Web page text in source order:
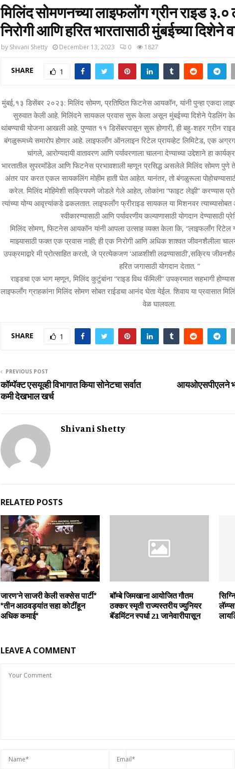
मिलिंद सोमणनच्या लाइफलोंग ग्रीन राइड ३.०
निरोगी आणि हरित भारतासाठी मुंबईच्या
by Shivani Shetty December 13, 2023 0 1827
SHARE 1
मुंबई,१३ डिसेंबर २०२३: मिलिंद सोमण, प्रतिष्ठित फिटनेस आयकॉन, यांनी पुन्हा एकदा
सुरुवात केली आहे. मिलिंदने सायकल प्रवास सुरू केला असून मुंबईच्या दिशेने पेडलिंग
थांबण्याची योजना आखली आहे. पुण्यात ११ डिसेंबरपासून सुरू होणारी, ही बहु-शहर ग्रीन
बंगळुरूमध्ये समारोप होणार आहे. लाइफलाँग ऑनलाइन रिटेल प्रायव्हेट लिमिटेड, एक
चांगले, आरोग्यदायी वातावरण आणि पर्यावरणाला चालना देण्याच्या उद्देशाने हा
भारतातील सुपरमॉडेल आणि फिटनेस प्रभावशाली म्हणून प्रसिद्ध असलेले मिलिंद सोमण पुणे
अंतर पार करत एकल सायकलिंग मोहीम हाती घेत आहेत. यानंतर, तो बंगळुरूला
करेल. मिलिंद मोहिमेशी सक्रियपणे जोडले गेले आहेत, लोकांना “फाइट लेझी” करण्यास
त्यांच्या योग्य आवृत्त्यांकडे ढकलतात. लाइफलाँग फ्रीराइड सायकल या मिशनवर
स्वीकारण्यासाठी आणि पर्यावरणीय कल्याणासाठी योगदान देण्यासाठी
मिलिंद सोमण, फिटनेस आयकॉन यांनी आपला उत्साह व्यक्त केला कि, “लाइफलाँग रिटेल
माझ्यासाठी फक्त एक प्रवास नाही; ही एक निरोगी आणि अधिक शाश्वत जीवनशैलीला
उपक्रमाद्वारे मी प्रोत्साहित करतो, जे प्रत्येकजण ‘आळशीशी लढण्यासाठी’,सक्रिय
हरित जगासाठी योगदान देतात. ”
राइडचा एक भाग म्हणून, मिलिंद कुटुंबांना “राइड विथ फॅमिली” उपक्रमात सहभागी
लाइफलाँग ग्राहकांना मिलिंद सोमण सोबत राईडचा आनंद घेता येईल. शिवाय या प्रवासात
वेळ घालवला.
SHARE 1
PREVIOUS POST
कॉम्‍पॅक्‍ट एसयूव्‍ही विभागात किया सोनेटचा सर्वात
कमी देखभाल खर्च
आयओएसपीएलने
Shivani Shetty
RELATED POSTS
जारण’ने साजरी केली सक्सेस पार्टी*
*तीन आठवड्यांत सहा कोटींहून
अधिक कमाई*
बॉम्बे जिमखाना आयोजित गौतम
ठक्कर स्मृती राज्यस्तरीय ज्युनियर
बॅडमिंटन स्पर्धा 21 जानेवारीपासून
LEAVE A COMMENT